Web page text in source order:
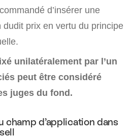
d’insérer une
prix en vertu du principe
unilatéralement par l’un
peut être considéré
juges du fond.
champ d’application dans